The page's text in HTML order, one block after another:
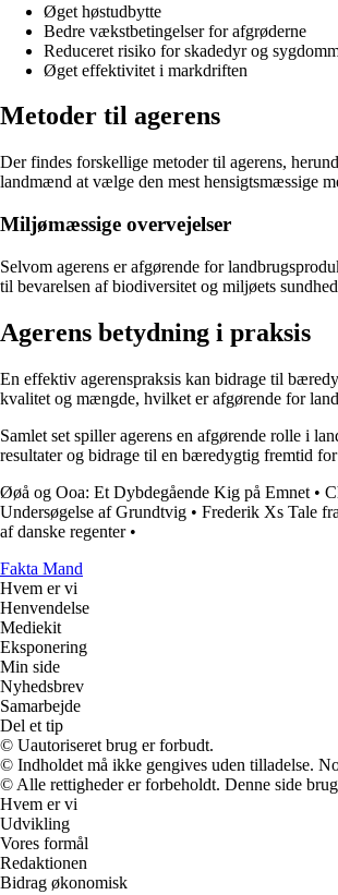
Øget høstudbytte
Bedre vækstbetingelser for afgrøderne
Reduceret risiko for skadedyr og
Øget effektivitet i markdriften
Metoder til agerens
Der findes forskellige metoder til agerens,
landmænd at vælge den mest hensigtsmæssige
Miljømæssige overvejelser
Selvom agerens er afgørende for
til bevarelsen af biodiversitet og miljøets
Agerens betydning i praksis
En effektiv agerenspraksis kan bidrage til
kvalitet og mængde, hvilket er afgørende for
Samlet set spiller agerens en afgørende rolle i
resultater og bidrage til en bæredygtig fremtid
Øøå og Ooa: Et Dybdegående Kig på Emnet •
Undersøgelse af Grundtvig • Frederik Xs Tale
af danske regenter•
Fakta Mand
Hvem er vi
Henvendelse
Mediekit
Eksponering
Min side
Nyhedsbrev
Samarbejde
Del et tip
© Uautoriseret brug er forbudt.
© Indholdet må ikke gengives uden tilladelse.
© Alle rettigheder er forbeholdt. Denne side
Hvem er vi
Udvikling
Vores formål
Redaktionen
Bidrag økonomisk